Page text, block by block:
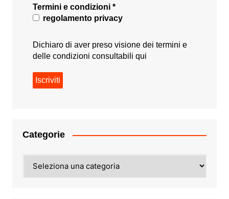
Termini e condizioni *
regolamento privacy
Dichiaro di aver preso visione dei termini e
delle condizioni consultabili qui
Categorie